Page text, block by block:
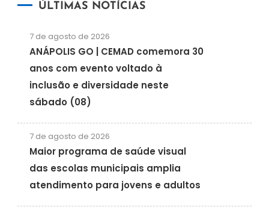
ÚLTIMAS NOTÍCIAS
7 de agosto de 2026
ANÁPOLIS GO | CEMAD comemora 30
anos com evento voltado à
inclusão e diversidade neste
sábado (08)
7 de agosto de 2026
Maior programa de saúde visual
das escolas municipais amplia
atendimento para jovens e adultos